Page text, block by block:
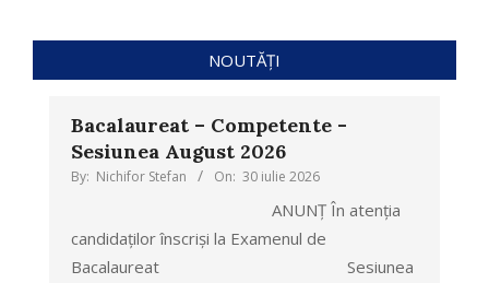
NOUTĂȚI
Bacalaureat – Competente -
Sesiunea August 2026
By: Nichifor Stefan On: 30 iulie 2026
ANUNȚ În atenția
candidaților înscriși la Examenul de
Bacalaureat Sesiunea